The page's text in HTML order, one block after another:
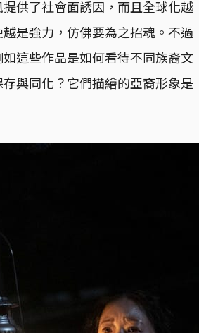
供了社會面誘因，而且全球化越
是強力，仿佛要為之招魂。不過
這些作品是如何看待不同族裔文
與同化？它們描繪的亞裔形象是